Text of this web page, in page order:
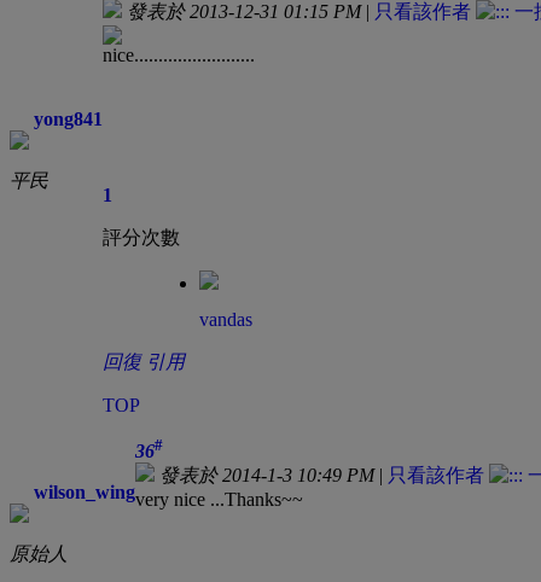
yong841
平民
發表於 2013-12-31 01:15 PM| 只看該作者
nice.........................
1
評分次數
vandas
回復 引用
TOP
wilson_wing
原始人
36#
發表於 2014-1-3 10:49 PM| 只看該作者
very nice ...Thanks~~